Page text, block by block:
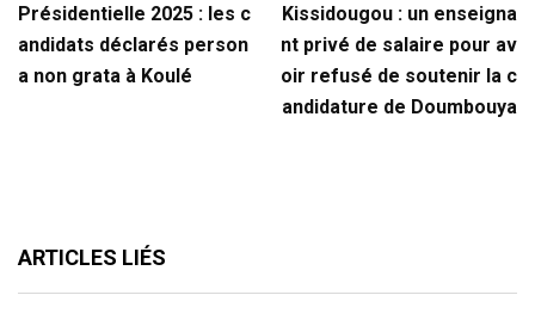
Présidentielle 2025 : les c
andidats déclarés person
a non grata à Koulé
Kissidougou : un enseigna
nt privé de salaire pour av
oir refusé de soutenir la c
andidature de Doumbouya
ARTICLES LIÉS